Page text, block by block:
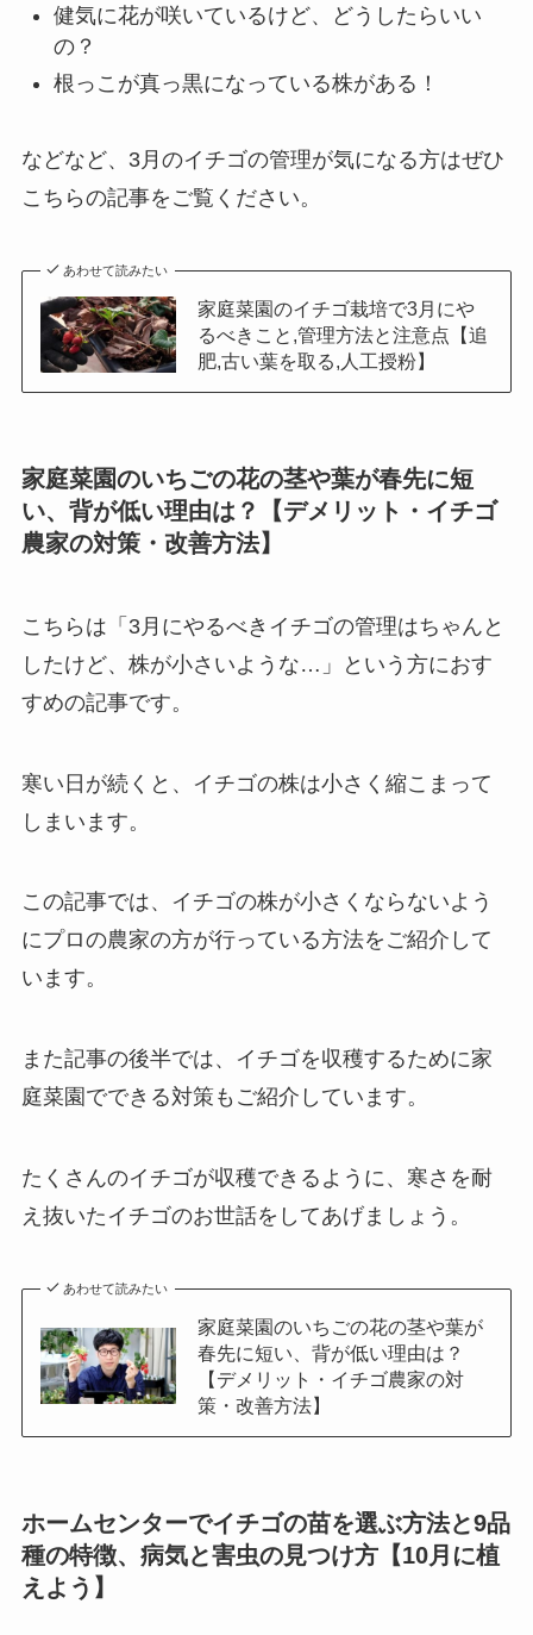
健気に花が咲いているけど、どうしたらいい
の？
根っこが真っ黒になっている株がある！
などなど、3月のイチゴの管理が気になる方はぜひ
こちらの記事をご覧ください。
あわせて読みたい
家庭菜園のイチゴ栽培で3月にや
るべきこと,管理方法と注意点【追
肥,古い葉を取る,人工授粉】
家庭菜園のいちごの花の茎や葉が春先に短
い、背が低い理由は？【デメリット・イチゴ
農家の対策・改善方法】
こちらは「3月にやるべきイチゴの管理はちゃんと
したけど、株が小さいような…」という方におす
すめの記事です。
寒い日が続くと、イチゴの株は小さく縮こまって
しまいます。
この記事では、イチゴの株が小さくならないよう
にプロの農家の方が行っている方法をご紹介して
います。
また記事の後半では、イチゴを収穫するために家
庭菜園でできる対策もご紹介しています。
たくさんのイチゴが収穫できるように、寒さを耐
え抜いたイチゴのお世話をしてあげましょう。
あわせて読みたい
家庭菜園のいちごの花の茎や葉が
春先に短い、背が低い理由は？
【デメリット・イチゴ農家の対
策・改善方法】
ホームセンターでイチゴの苗を選ぶ方法と9品
種の特徴、病気と害虫の見つけ方【10月に植
えよう】